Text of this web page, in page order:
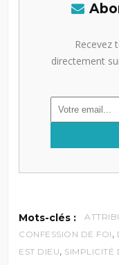
Recevez
directement
Mots-clés :
CONFESSION DE FOI ,
EST DIEU, SIMPLICITÉ